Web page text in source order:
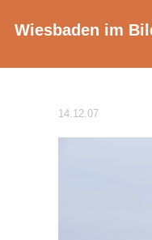
Wiesbaden im
14.12.07